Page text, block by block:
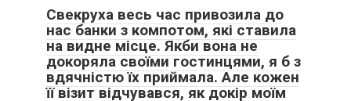
Свекруха весь час привозила до
нас банки з компотом, які ставила
на видне місце. Якби вона не
докоряла своїми гостинцями, я б з
вдячністю їх приймала. Але кожен
її візит відчувався, як докір моїм